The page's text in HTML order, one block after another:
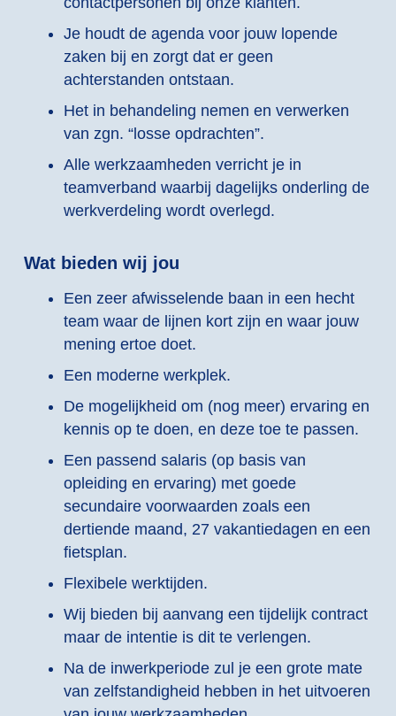
Je houdt de agenda voor jouw lopende
zaken bij en zorgt dat er geen
achterstanden ontstaan.
Het in behandeling nemen en verwerken
van zgn. “losse opdrachten”.
Alle werkzaamheden verricht je in
teamverband waarbij dagelijks onderling de
werkverdeling wordt overlegd.
Wat bieden wij jou
Een zeer afwisselende baan in een hecht
team waar de lijnen kort zijn en waar jouw
mening ertoe doet.
Een moderne werkplek.
De mogelijkheid om (nog meer) ervaring en
kennis op te doen, en deze toe te passen.
Een passend salaris (op basis van
opleiding en ervaring) met goede
secundaire voorwaarden zoals een
dertiende maand, 27 vakantiedagen en een
fietsplan.
Flexibele werktijden.
Wij bieden bij aanvang een tijdelijk contract
maar de intentie is dit te verlengen.
Na de inwerkperiode zul je een grote mate
van zelfstandigheid hebben in het uitvoeren